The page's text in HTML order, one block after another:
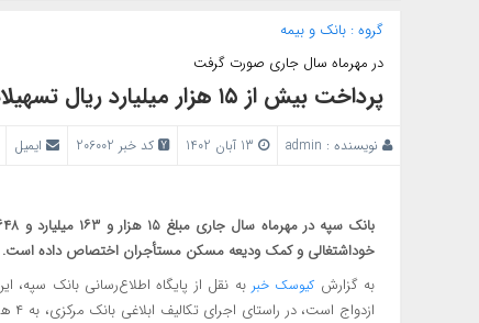
گروه :بانک‌ و بیمه
در مهر‌ماه سال جاری صورت گرفت
پرداخت بیش از ۱۵ هزار میلیارد ریال تسهیلات توسط بانک سپه
نویسنده : admin کد خبر 206002 ایمیل
خوداشتغالی و کمک ودیعه مسکن مستأجران اختصاص داده است.
به گزارش کیوسک خبر به نقل از پایگاه اطلاع‌رسانی بانک